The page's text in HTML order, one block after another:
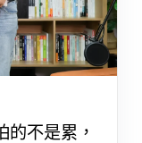
的不是累，